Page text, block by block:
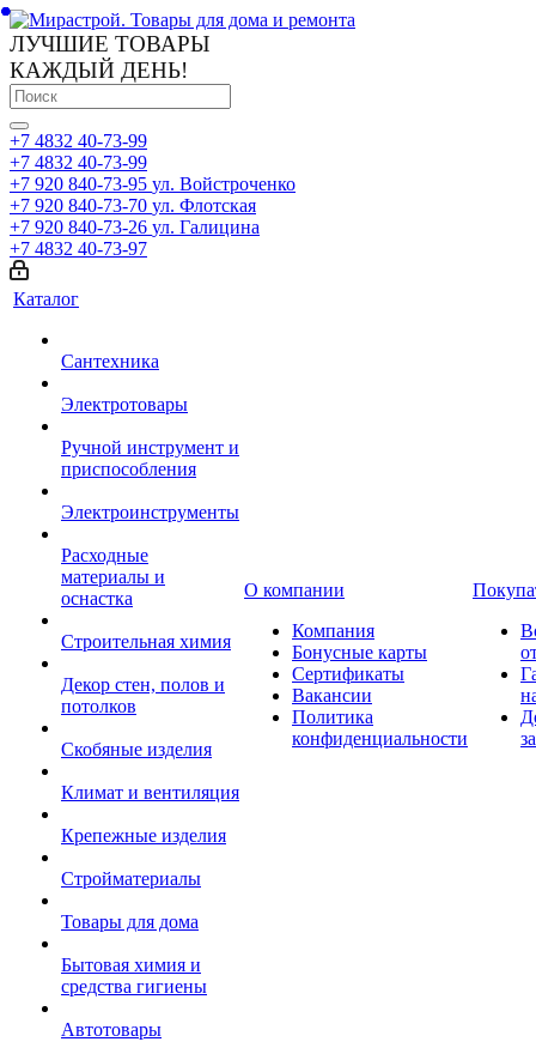
ЛУЧШИЕ ТОВАРЫ
КАЖДЫЙ ДЕНЬ!
+7 4832 40-73-99
+7 4832 40-73-99
+7 920 840-73-95 ул. Войстроченко
+7 920 840-73-70 ул. Флотская
+7 920 840-73-26 ул. Галицина
+7 4832 40-73-97
Каталог
Сантехника
Электротовары
Ручной инструмент и
приспособления
Электроинструменты
Расходные
материалы и
оснастка
Строительная химия
Декор стен, полов и
потолков
Скобяные изделия
Климат и вентиляция
Крепежные изделия
Стройматериалы
Товары для дома
Бытовая химия и
средства гигиены
Автотовары
О компании
Компания
Бонусные карты
Сертификаты
Вакансии
Политика
конфиденциальности